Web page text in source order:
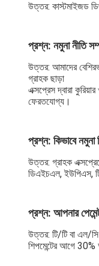
উত্তর: কাস্টমাইজড
প্রশ্ন: নমুনা নীতি
উত্তর: আমাদের
গ্রাহক ছাড়া
এক্সপ্রেস দ্বারা
ফেরতযোগ্য।
প্রশ্ন: কিভাবে
উত্তর: গ্রাহক
ডিএইচএল, ইউপিএস,
প্রশ্ন: আপনার
উত্তর: টি/টি বা এল/সি
শিপমেন্টের আগে